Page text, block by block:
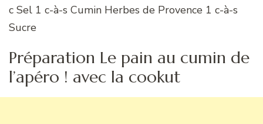
c Sel 1 c-à-s Cumin Herbes de Provence 1 c-à-s
Sucre
Préparation Le pain au cumin de
l’apéro ! avec la cookut